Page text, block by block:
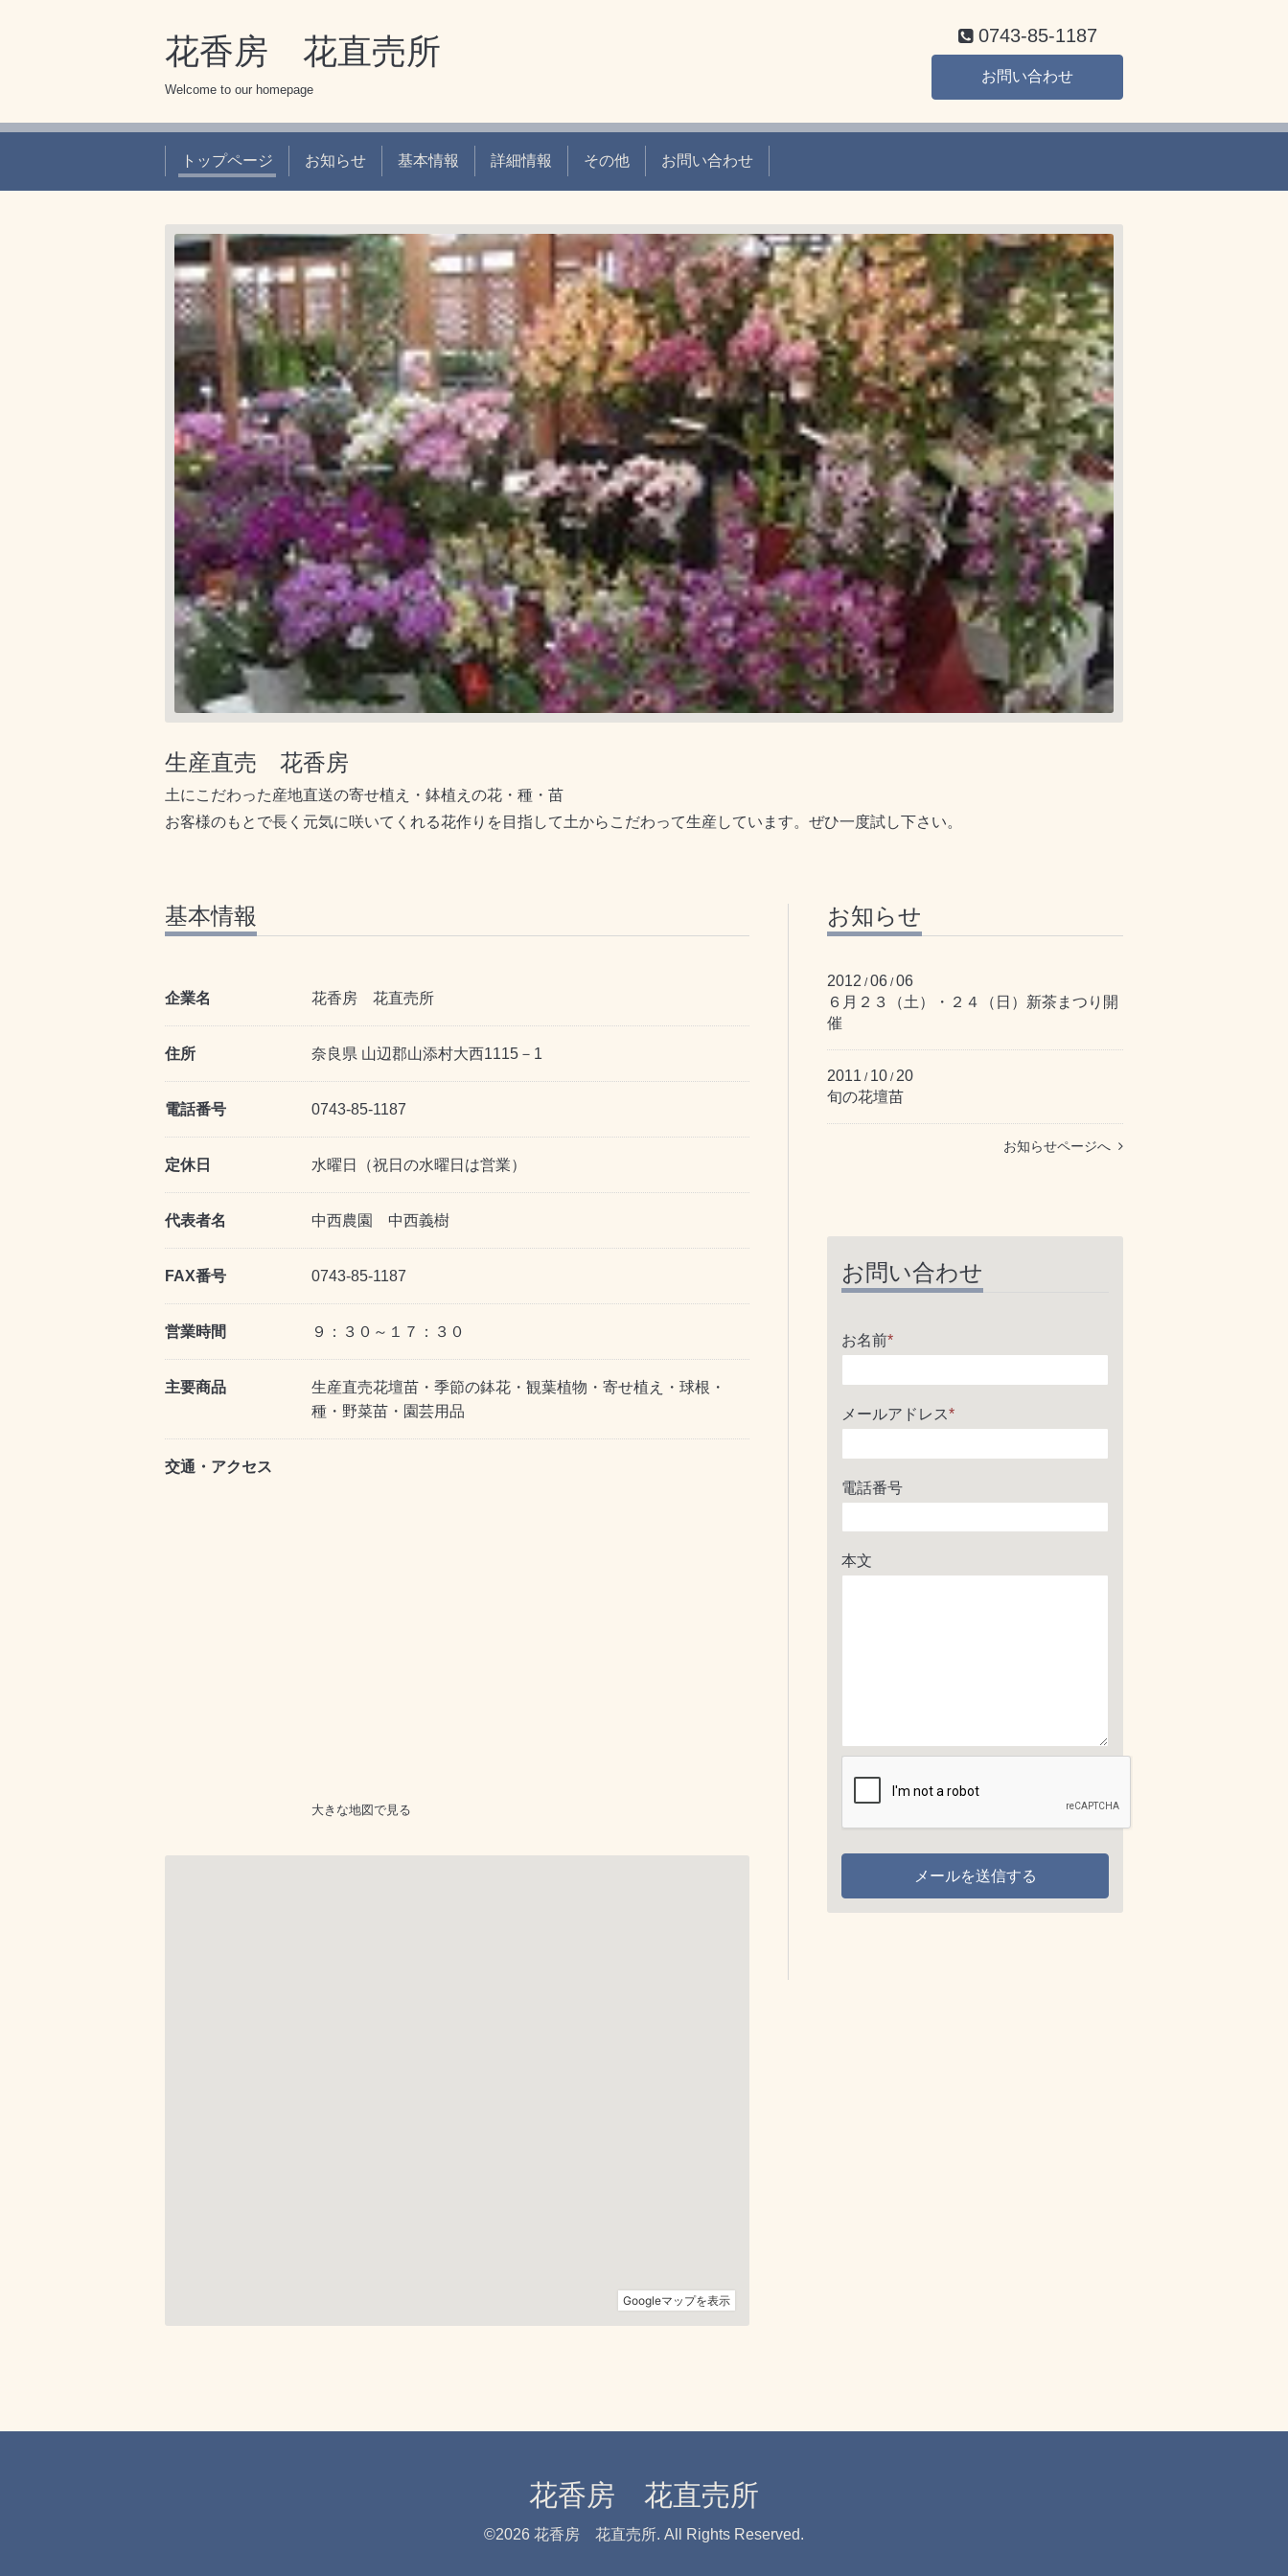
花香房 花直売所
Welcome to our homepage
0743-85-1187
お問い合わせ
トップページ お知らせ 基本情報 詳細情報 その他 お問い合わせ
生産直売 花香房
土にこだわった産地直送の寄せ植え・鉢植えの花・種・苗
お客様のもとで長く元気に咲いてくれる花作りを目指して土からこだわって生産しています。ぜひ一度試し下さい。
基本情報
企業名 花香房 花直売所
住所 奈良県 山辺郡山添村大西1115－1
電話番号 0743-85-1187
定休日 水曜日（祝日の水曜日は営業）
代表者名 中西農園 中西義樹
FAX番号 0743-85-1187
営業時間 ９：３０～１７：３０
主要商品
生産直売花壇苗・季節の鉢花・観葉植物・寄せ植え・球根・
種・野菜苗・園芸用品
交通・アクセス
大きな地図で見る
お知らせ
2012 /06 /06
６月２３（土）・２４（日）新茶まつり開
催
2011 / 10 / 20
旬の花壇苗
お知らせページへ
お問い合わせ
お名前*
メールアドレス*
電話番号
本文
花香房 花直売所
©2026 花香房 花直売所. All Rights Reserved.